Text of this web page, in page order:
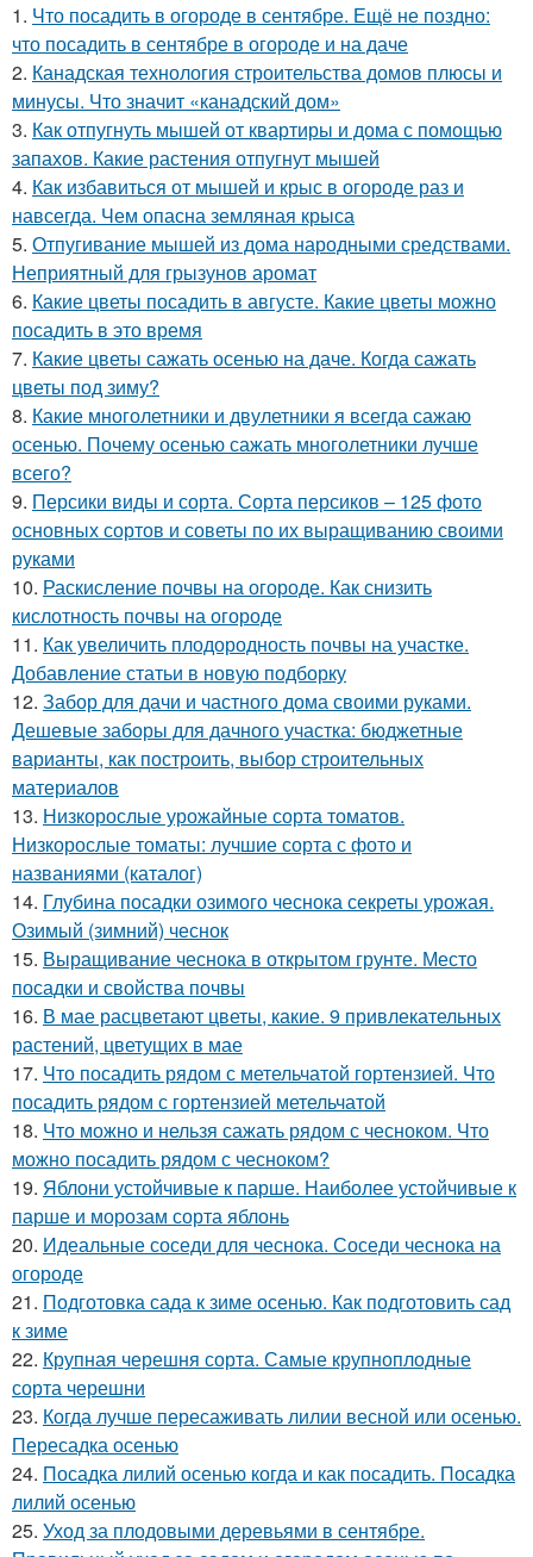
1. Что посадить в огороде в сентябре. Ещё не поздно:
что посадить в сентябре в огороде и на даче
2. Канадская технология строительства домов плюсы и
минусы. Что значит «канадский дом»
3. Как отпугнуть мышей от квартиры и дома с помощью
запахов. Какие растения отпугнут мышей
4. Как избавиться от мышей и крыс в огороде раз и
навсегда. Чем опасна земляная крыса
5. Отпугивание мышей из дома народными средствами.
Неприятный для грызунов аромат
6. Какие цветы посадить в августе. Какие цветы можно
посадить в это время
7. Какие цветы сажать осенью на даче. Когда сажать
цветы под зиму?
8. Какие многолетники и двулетники я всегда сажаю
осенью. Почему осенью сажать многолетники лучше
всего?
9. Персики виды и сорта. Сорта персиков – 125 фото
основных сортов и советы по их выращиванию своими
руками
10. Раскисление почвы на огороде. Как снизить
кислотность почвы на огороде
11. Как увеличить плодородность почвы на участке.
Добавление статьи в новую подборку
12. Забор для дачи и частного дома своими руками.
Дешевые заборы для дачного участка: бюджетные
варианты, как построить, выбор строительных
материалов
13. Низкорослые урожайные сорта томатов.
Низкорослые томаты: лучшие сорта с фото и
названиями (каталог)
14. Глубина посадки озимого чеснока секреты урожая.
Озимый (зимний) чеснок
15. Выращивание чеснока в открытом грунте. Место
посадки и свойства почвы
16. В мае расцветают цветы, какие. 9 привлекательных
растений, цветущих в мае
17. Что посадить рядом с метельчатой гортензией. Что
посадить рядом с гортензией метельчатой
18. Что можно и нельзя сажать рядом с чесноком. Что
можно посадить рядом с чесноком?
19. Яблони устойчивые к парше. Наиболее устойчивые к
парше и морозам сорта яблонь
20. Идеальные соседи для чеснока. Соседи чеснока на
огороде
21. Подготовка сада к зиме осенью. Как подготовить сад
к зиме
22. Крупная черешня сорта. Самые крупноплодные
сорта черешни
23. Когда лучше пересаживать лилии весной или осенью.
Пересадка осенью
24. Посадка лилий осенью когда и как посадить. Посадка
лилий осенью
25. Уход за плодовыми деревьями в сентябре.